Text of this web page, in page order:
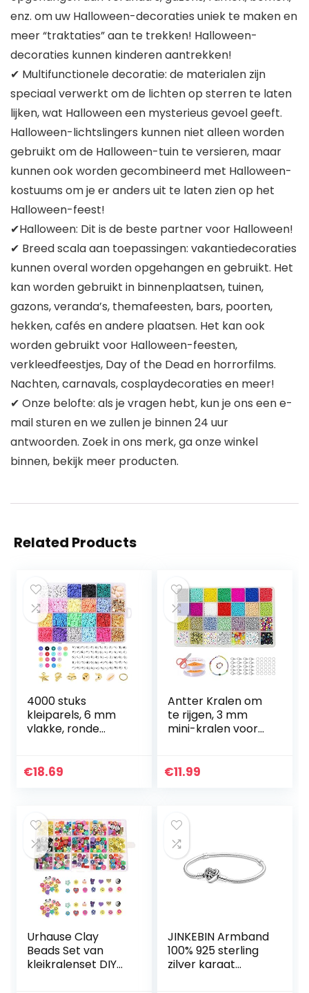
enz. om uw Halloween-decoraties uniek te maken en
meer “traktaties” aan te trekken! Halloween-
decoraties kunnen kinderen aantrekken!
✔ Multifunctionele decoratie: de materialen zijn
speciaal verwerkt om de lichten op sterren te laten
lijken, wat Halloween een mysterieus gevoel geeft.
Halloween-lichtslingers kunnen niet alleen worden
gebruikt om de Halloween-tuin te versieren, maar
kunnen ook worden gecombineerd met Halloween-
kostuums om je er anders uit te laten zien op het
Halloween-feest!
✔Halloween: Dit is de beste partner voor Halloween!
✔ Breed scala aan toepassingen: vakantiedecoraties
kunnen overal worden opgehangen en gebruikt. Het
kan worden gebruikt in binnenplaatsen, tuinen,
gazons, veranda’s, themafeesten, bars, poorten,
hekken, cafés en andere plaatsen. Het kan ook
worden gebruikt voor Halloween-feesten,
verkleedfeestjes, Day of the Dead en horrorfilms.
Nachten, carnavals, cosplaydecoraties en meer!
✔ Onze belofte: als je vragen hebt, kun je ons een e-
mail sturen en we zullen je binnen 24 uur
antwoorden. Zoek in ons merk, ga onze winkel
binnen, bekijk meer producten.
Related Products
4000 stuks
kleiparels, 6 mm
vlakke, ronde
kit, 20 kleuren,
€18.69
Antter Kralen om
te rijgen, 3 mm
mini-kralen voor
glaskralen kralen
€11.99
Urhause Clay
Beads Set van
kleikralenset DIY
JINKEBIN Armband
100% 925 sterling
zilver karaat